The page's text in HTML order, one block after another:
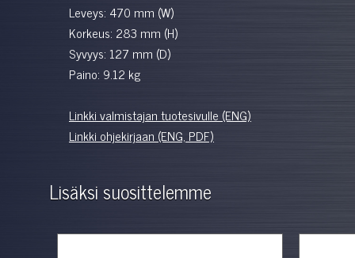
Leveys: 470 mm (W)
Korkeus: 283 mm (H)
Syvyys: 127 mm (D)
Paino: 9.12 kg
Linkki valmistajan tuotesivulle (ENG)
Linkki ohjekirjaan (ENG, PDF)
Lisäksi suosittelemme